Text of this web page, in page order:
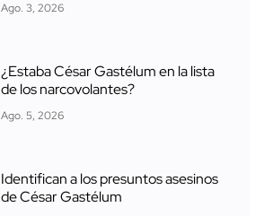
Ago. 3, 2026
¿Estaba César Gastélum en la lista
de los narcovolantes?
Ago. 5, 2026
Identifican a los presuntos asesinos
de César Gastélum